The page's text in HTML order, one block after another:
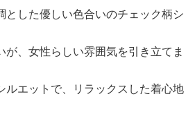
とした優しい色合いのチェック柄シ
が、女性らしい雰囲気を引き立てま
ルエットで、リラックスした着心地